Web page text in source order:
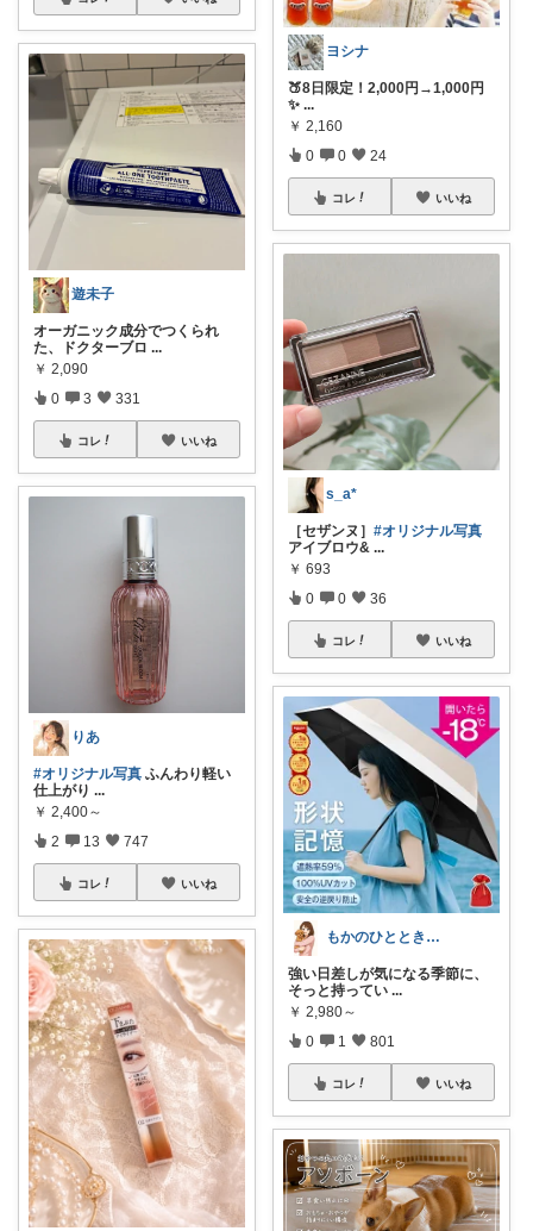
遊未子
オーガニック成分でつくられ
た、ドクターブロ ...
￥ 2,090
0 3 331
コレ いいね
りあ
#オリジナル写真 ふんわり軽い
仕上がり ...
￥ 2,400～
2 13 747
コレ いいね
ヨシナ
🍑8日限定！2,000円→1,000円
✨ ...
￥ 2,160
0 0 24
コレ いいね
s_a*
［セザンヌ］ #オリジナル写真
アイブロウ& ...
￥ 693
0 0 36
コレ いいね
もかのひととき𓂃𓈒𓏸
強い日差しが気になる季節に、
そっと持ってい ...
￥ 2,980～
0 1 801
コレ いいね